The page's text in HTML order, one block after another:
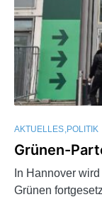
AKTUELLES POLITIK
Grünen-
In Hannover
Grünen